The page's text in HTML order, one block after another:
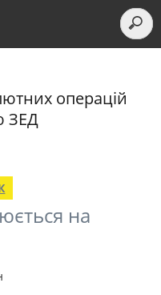
операцій
ЗЕД
на